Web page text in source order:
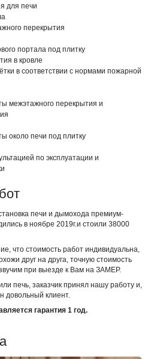
для печи
перекрытия
портала под плитку
в кровле
в соответствии с нормами пожарной
межэтажного перекрытия и
около печи под плитку
по эксплуатации и
печи и дымохода премиум-
в ноябре 2019г.и стоили 38000
что стоимость работ индивидуальна,
друг на друга, точную стоимость
при выезде к Вам на ЗАМЕР.
печь, заказчик принял нашу работу и,
довольный клиент.
гарантия 1 год.